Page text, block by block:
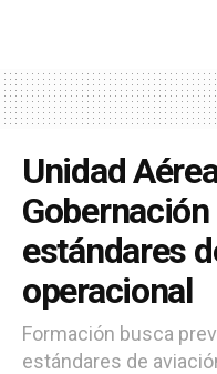
Unidad
estándares
operacional
Formación busca
estándares de